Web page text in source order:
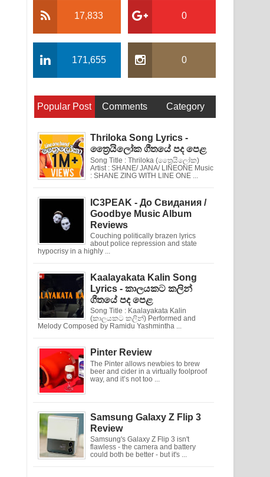
17,833 0
171,655 0
Popular Post Comments Category
Thriloka Song Lyrics -
ත්‍රෛයිලෝක ගීතයේ පද පෙළ
Song Title : Thriloka (ත්‍රෛයිලෝක)
Artist : SHANE/ JANA/ LINEONE Music
: SHANE ZING WITH LINE ONE ...
IC3PEAK - До Свидания /
Goodbye Music Album
Reviews
Couching politically brazen lyrics
about police repression and state
hypocrisy in a highly ...
Kaalayakata Kalin Song
Lyrics - කාලයකට කලින්
ගීතයේ පද පෙළ
Song Title : Kaalayakata Kalin
(කාලයකට කලින්) Performed and
Melody Composed by Ramidu Yashmintha ...
Pinter Review
The Pinter allows newbies to brew
beer and cider in a virtually foolproof
way, and it’s not too ...
Samsung Galaxy Z Flip 3
Review
Samsung's Galaxy Z Flip 3 isn't
flawless - the camera and battery
could both be better - but it's ...